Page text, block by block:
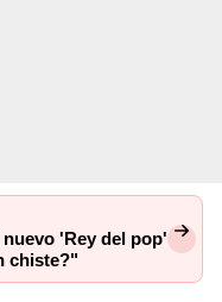
'Rey del pop'
chiste?"